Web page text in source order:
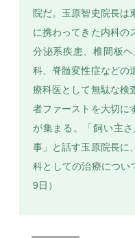
院だ。玉原智史院長は
に携わってきた内科の
分泌系疾患、椎間板
科、脊髄変性症などの
療科医として無駄な検
者ファーストを大切に
が集まる。「飼い主
事」と話す玉原院長に
科としての治療につい
9日）